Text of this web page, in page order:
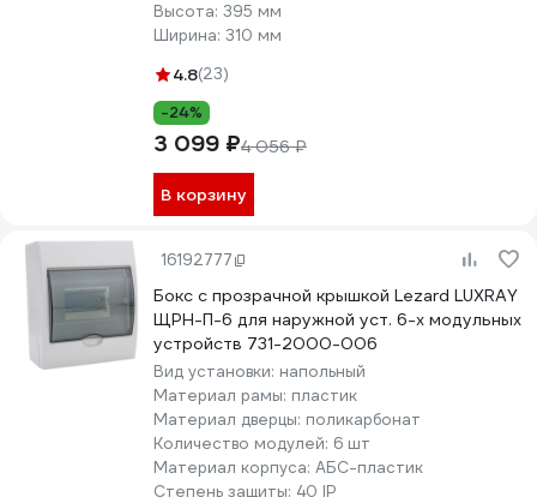
Высота: 395 мм
Ширина: 310 мм
4.8(23)
-24%
3 099 ₽4 056 ₽
В корзину
16192777
Бокс с прозрачной крышкой Lezard LUXRAY
ЩРН-П-6 для наружной уст. 6-х модульных
устройств 731-2000-006
Вид установки: напольный
Материал рамы: пластик
Материал дверцы: поликарбонат
Количество модулей: 6 шт
Материал корпуса: АБС-пластик
Степень защиты: 40 IP